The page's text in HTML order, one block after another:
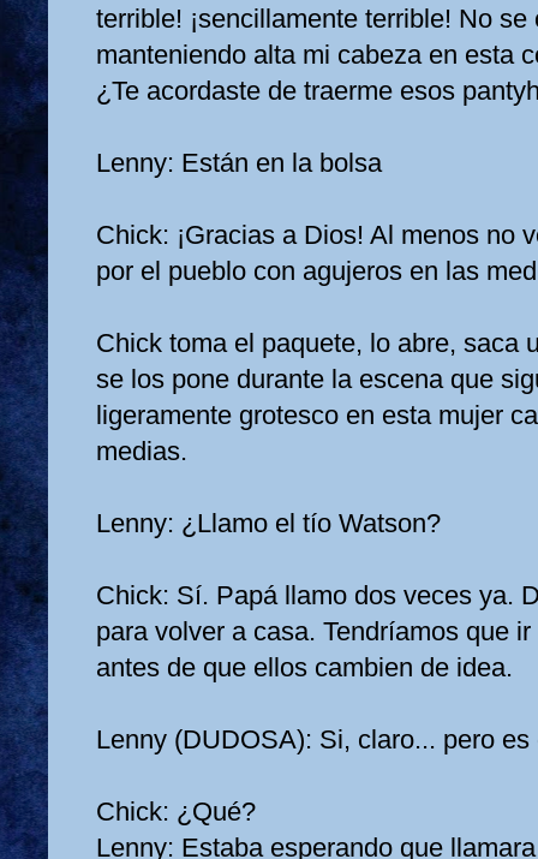
terrible! ¡sencillamente terrible! No
manteniendo alta mi cabeza en esta
¿Te acordaste de traerme esos
Lenny: Están en la bolsa
Chick: ¡Gracias a Dios! Al menos no
por el pueblo con agujeros en las
Chick toma el paquete, lo abre, saca
se los pone durante la escena que
ligeramente grotesco en esta mujer
medias.
Lenny: ¿Llamo el tío Watson?
Chick: Sí. Papá llamo dos veces ya.
para volver a casa. Tendríamos que
antes de que ellos cambien de idea.
Lenny (DUDOSA): Si, claro... pero es
Chick: ¿Qué?
Lenny: Estaba esperando que